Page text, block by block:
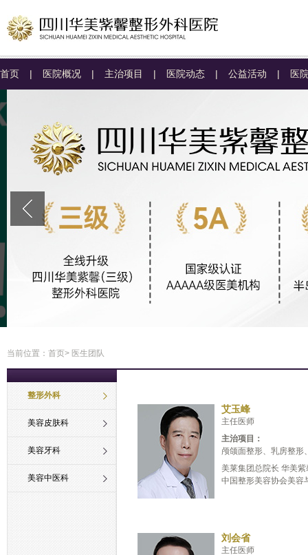
首页 | 医院概况 | 主治项目 | 医院动态 | 公益活动 | 医
当前位置： 首页> 医生团队
整形外科
美容皮肤科
美容牙科
美容中医科
艾玉峰
主任医师
主治项目：
颅颌面整形、乳房整形
美莱集团总院长 华美
中国整形美容协会美容
刘会省
主任医师